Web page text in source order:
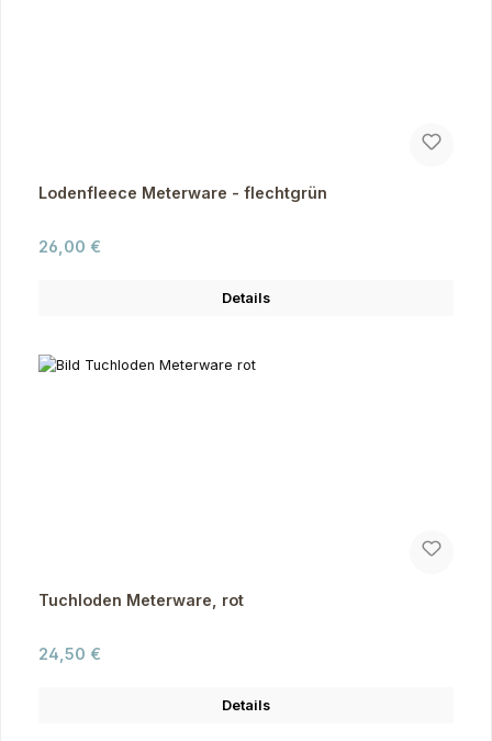
Lodenfleece Meterware - flechtgrün
Regulärer Preis:
26,00 €
Details
Tuchloden Meterware, rot
Regulärer Preis:
24,50 €
Details